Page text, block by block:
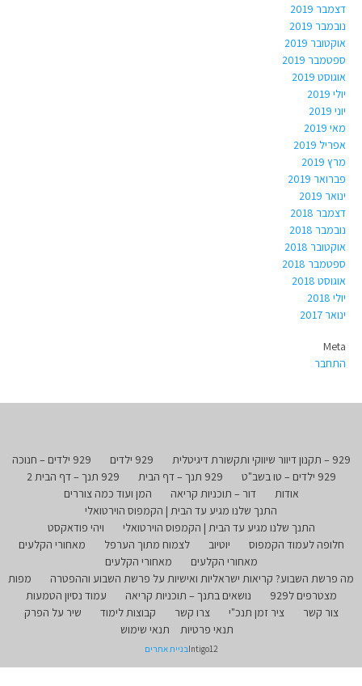
דצמבר 2019
נובמבר 2019
אוקטובר 2019
ספטמבר 2019
אוגוסט 2019
יולי 2019
יוני 2019
מאי 2019
אפריל 2019
מרץ 2019
פברואר 2019
ינואר 2019
דצמבר 2018
נובמבר 2018
אוקטובר 2018
ספטמבר 2018
אוגוסט 2018
יולי 2018
ינואר 2017
Meta
התחבר
929 – תקנון דיוור שיווקי ותקשורת דיגיטלית 929 ילדים
929 ילדים – חנוכה
929 ילדים – טו בשב"ט
929 תנך – דף הבית
929 תנך – דף הבית 2
אודות
דור – תוכניות קריאה
המן ועוד כמה צוררים
התנך שלנו מגיע עד הבית | הקמפוס הוירטואלי
התנך שלנו מגיע עד הבית | הקמפוס הוירטואלי
ויהי פודאקסט
חלופה לעמוד הקמפוס
יוטיוב לצמוח מתוך הערפל
מאחורי הקלעים
מאחורי הקלעים
מאחורי הקלעים
מה פרשת השבוע? קריאות ישראליות ואישיות על פרשת השבוע וההפטרה
מפות
מצטרפים ל929
נושאים בתנך – תוכניות קריאה
עמוד נסיון הטמעות
צור קשר
ציר זמן תנכ"י צרו קשר קבוצות לימוד
שיר על הפרק
תנאי פרטיות
תנאי שימוש
Intigo12בניית אתרים